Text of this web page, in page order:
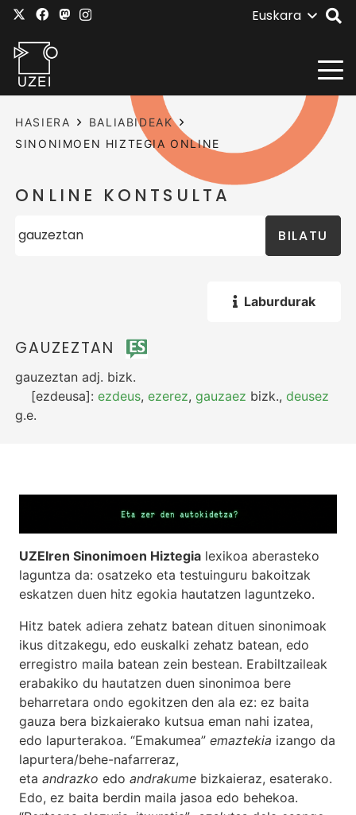
Euskara
HASIERA
BALIABIDEAK
SINONIMOEN HIZTEGIA ONLINE
ONLINE KONTSULTA
BILATU
Laburdurak
GAUZEZTAN
gauzeztan adj. bizk.
[ezdeusa]:ezdeus,ezerez,gauzaez bizk.,deusez
g.e.
UZEIren Sinonimoen Hiztegia lexikoa aberasteko
laguntza da: osatzeko eta testuinguru bakoitzak
eskatzen duen hitz egokia hautatzen laguntzeko.
Hitz batek adiera zehatz batean dituen sinonimoak
ikus ditzakegu, edo euskalki zehatz batean, edo
erregistro maila batean zein bestean. Erabiltzaileak
erabakiko du hautatzen duen sinonimoa bere
beharretara ondo egokitzen den ala ez: ez baita
gauza bera bizkaierako kutsua eman nahi izatea,
edo lapurterakoa. “Emakumea” emaztekia izango da
lapurtera/behe-nafarreraz,
eta andrazko edo andrakume bizkaieraz, esaterako.
Edo, ez baita berdin maila jasoa edo behekoa.